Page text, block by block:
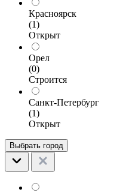
Красноярск
(1)
Открыт
Орел
(0)
Строится
Санкт-Петербург
(1)
Открыт
Выбрать город